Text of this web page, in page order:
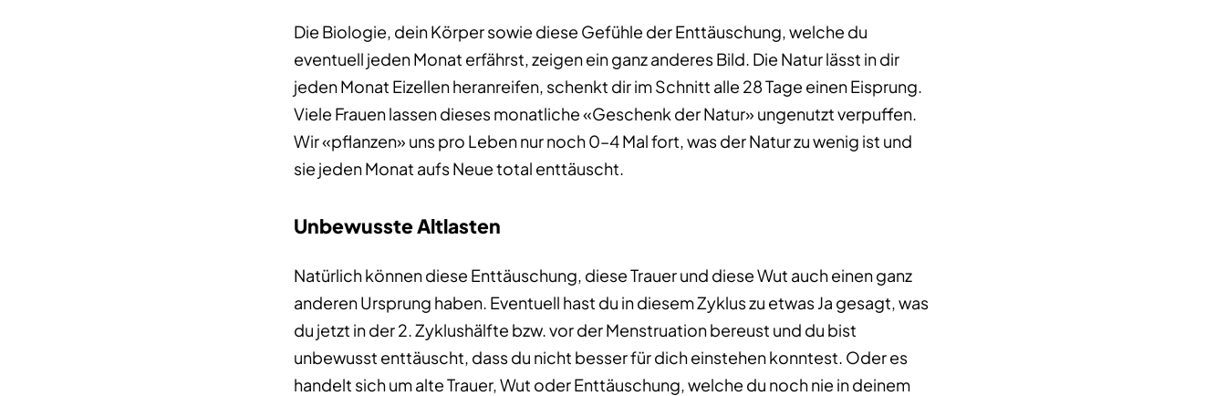
Die Biologie, dein Körper sowie diese Gefühle der Enttäuschung, welche du
eventuell jeden Monat erfährst, zeigen ein ganz anderes Bild. Die Natur lässt in dir
jeden Monat Eizellen heranreifen, schenkt dir im Schnitt alle 28 Tage einen Eisprung.
Viele Frauen lassen dieses monatliche «Geschenk der Natur» ungenutzt verpuffen.
Wir «pflanzen» uns pro Leben nur noch 0–4 Mal fort, was der Natur zu wenig ist und
sie jeden Monat aufs Neue total enttäuscht.
Unbewusste Altlasten
Natürlich können diese Enttäuschung, diese Trauer und diese Wut auch einen ganz
anderen Ursprung haben. Eventuell hast du in diesem Zyklus zu etwas Ja gesagt, was
du jetzt in der 2. Zyklushälfte bzw. vor der Menstruation bereust und du bist
unbewusst enttäuscht, dass du nicht besser für dich einstehen konntest. Oder es
handelt sich um alte Trauer, Wut oder Enttäuschung, welche du noch nie in deinem